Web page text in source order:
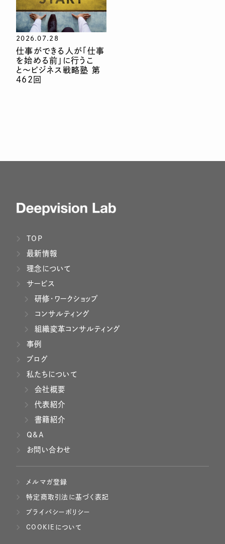
2026.07.28
仕事ができる人が「仕事
を始める前」に行うこ
と〜ビジネス戦略塾 第
462回
TOP
最新情報
理念について
サービス
研修・ワークショップ
コンサルティング
組織変革コンサルティング
事例
ブログ
私たちについて
会社概要
代表紹介
書籍紹介
Q&A
お問い合わせ
メルマガ登録
特定商取引法に基づく表記
プライバシーポリシー
COOKIEについて